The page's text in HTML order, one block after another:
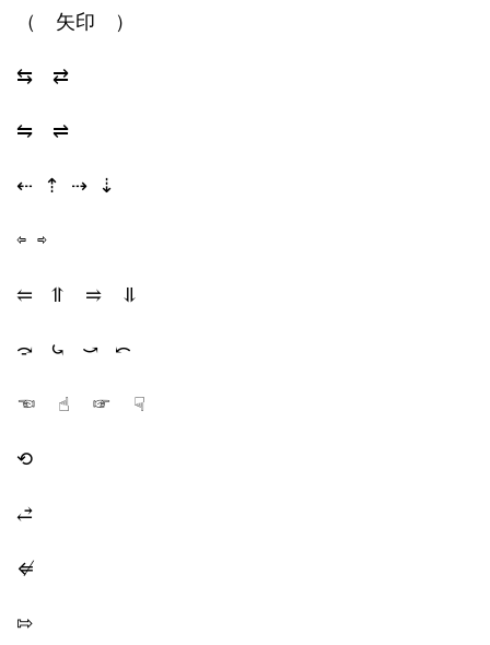
（ 矢印 ）
⇆ ⇄
⇋ ⇌
⇠ ⇡ ⇢ ⇣
⇦ ⇨
⥢ ⥣ ⥤ ⥥
⤼ ⤿ ⤻ ⤺
☜ ☝︎ ☞ ☟
⟲
⥄
⇍
⇰